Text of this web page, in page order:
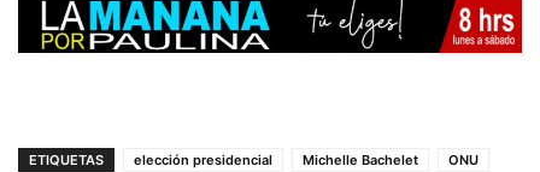
ETIQUETAS elección presidencial Michelle Bachelet ONU